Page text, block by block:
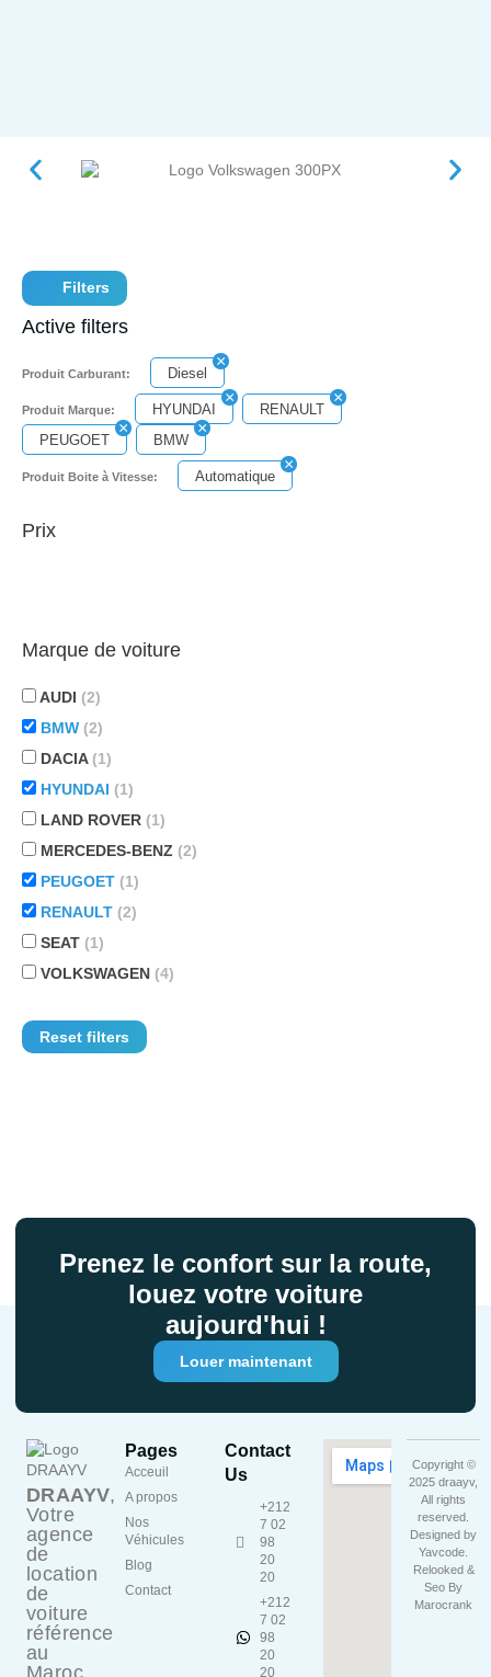
Filters
Active filters
Produit Carburant: Diesel
Produit Marque: HYUNDAI
RENAULT
PEUGOET
BMW
Produit Boite à Vitesse: Automatique
Prix
Marque de voiture
AUDI (2)
BMW (2)
DACIA (1)
HYUNDAI (1)
LAND ROVER (1)
MERCEDES-BENZ (2)
PEUGOET (1)
RENAULT (2)
SEAT (1)
VOLKSWAGEN (4)
Reset filters
Prenez le confort sur la route,
louez votre voiture
aujourd'hui !
Louer maintenant
DRAAYV,
Votre
agence
de
location
de
voiture
référence
au
Maroc.
Pages
Acceuil
A propos
Nos
Véhicules
Blog
Contact
Contact
Us
+212
7 02
98
20
20
+212
7 02
98
20
20
Copyright ©
2025 draayv,
All rights
reserved.
Designed by
Yavcode
Relooked &
Seo By
Marocrank